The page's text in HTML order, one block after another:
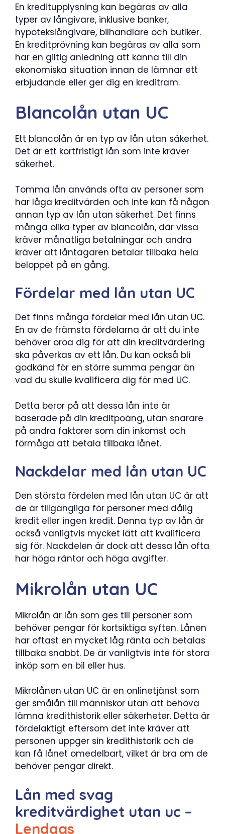
En kreditupplysning kan begäras av alla
typer av långivare, inklusive banker,
hypotekslångivare, bilhandlare och butiker.
En kreditprövning kan begäras av alla som
har en giltig anledning att känna till din
ekonomiska situation innan de lämnar ett
erbjudande eller ger dig en kreditram.
Blancolån utan UC
Ett blancolån är en typ av lån utan säkerhet.
Det är ett kortfristigt lån som inte kräver
säkerhet.
Tomma lån används ofta av personer som
har låga kreditvärden och inte kan få någon
annan typ av lån utan säkerhet. Det finns
många olika typer av blancolån, där vissa
kräver månatliga betalningar och andra
kräver att låntagaren betalar tillbaka hela
beloppet på en gång.
Fördelar med lån utan UC
Det finns många fördelar med lån utan UC.
En av de främsta fördelarna är att du inte
behöver oroa dig för att din kreditvärdering
ska påverkas av ett lån. Du kan också bli
godkänd för en större summa pengar än
vad du skulle kvalificera dig för med UC.
Detta beror på att dessa lån inte är
baserade på din kreditpoäng, utan snarare
på andra faktorer som din inkomst och
förmåga att betala tillbaka lånet.
Nackdelar med lån utan UC
Den största fördelen med lån utan UC är att
de är tillgängliga för personer med dålig
kredit eller ingen kredit. Denna typ av lån är
också vanligtvis mycket lätt att kvalificera
sig för. Nackdelen är dock att dessa lån ofta
har höga räntor och höga avgifter.
Mikrolån utan UC
Mikrolån är lån som ges till personer som
behöver pengar för kortsiktiga syften. Lånen
har oftast en mycket låg ränta och betalas
tillbaka snabbt. De är vanligtvis inte för stora
inköp som en bil eller hus.
Mikrolånen utan UC är en onlinetjänst som
ger smålån till människor utan att behöva
lämna kredithistorik eller säkerheter. Detta är
fördelaktigt eftersom det inte kräver att
personen uppger sin kredithistorik och de
kan få lånet omedelbart, vilket är bra om de
behöver pengar direkt.
Lån med svag
kreditvärdighet utan uc –
Lendags